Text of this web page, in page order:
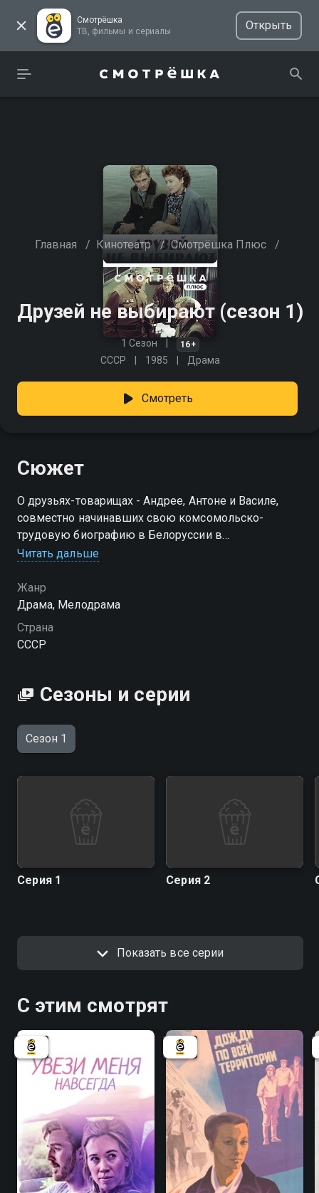
Смотрёшка
ТВ, фильмы и сериалы
Открыть
Главная / Кинотеатр / Смотрёшка Плюс /
Друзей не выбирают (сезон 1)
1 Сезон 16+
СССР 1985 Драма
Смотреть
Сюжет
О друзьях-товарищах - Андрее, Антоне и Василе,
совместно начинавших свою комсомольско-
трудовую биографию в Белоруссии в
послевоенные годы.
Посмотреть онлайн 1 сезон сериала Друзей не
выбирают вы можете совершенно бесплатно в
хорошем HD качестве на Смотрёшке
Читать дальше
Жанр
Драма, Мелодрама
Страна
СССР
Сезоны и серии
Сезон 1
Серия 1 Серия 2
Показать все серии
С этим смотрят